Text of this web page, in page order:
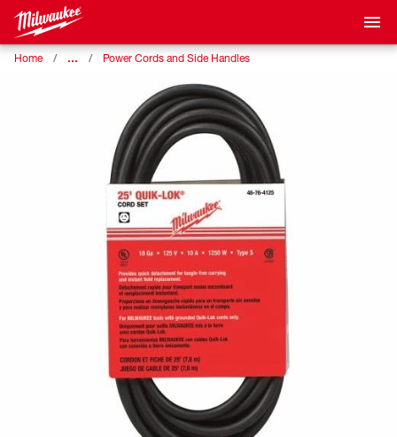
Home … Power Cords and Side Handles